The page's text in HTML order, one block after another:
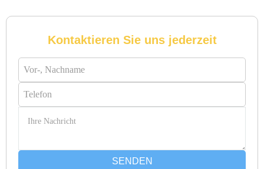
schon, sie müsste aufgebrochen werden, aber der Fachmann
Michael B. aus Bassersdorf
Kontaktieren Sie uns jederzeit
SENDEN